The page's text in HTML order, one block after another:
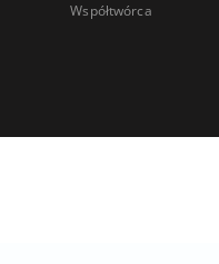
Współtwórca